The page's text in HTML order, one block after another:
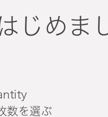
じめま
数を選ぶ